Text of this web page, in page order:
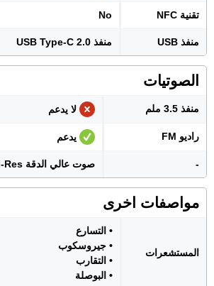
تقنية NFC No
منفذ USB منفذ USB Type-C 2.0
الصوتيات
منفذ 3.5 ملم لا يدعم
راديو FM يدعم
- صوت عالي الدقة Hi-Res
مواصفات اخرى
المستشعرات
• التسارع
• جيروسكوب
• التقارب
• البوصلة